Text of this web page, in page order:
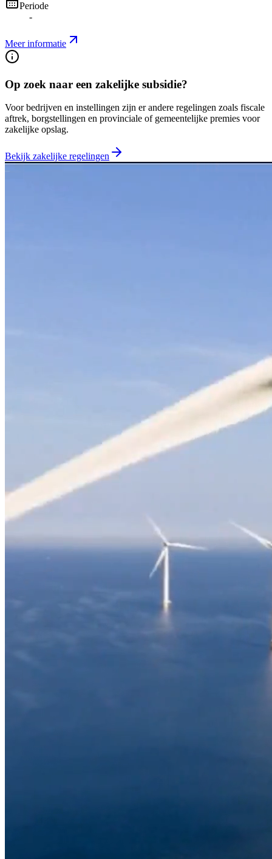
Periode
-
Meer informatie
Op zoek naar een zakelijke subsidie?
Voor bedrijven en instellingen zijn er andere regelingen zoals fiscale
aftrek, borgstellingen en provinciale of gemeentelijke premies voor
zakelijke opslag.
Bekijk zakelijke regelingen